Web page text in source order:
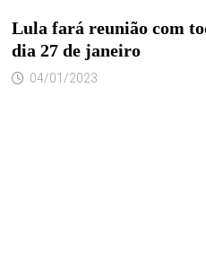
Lula fará reunião com
dia 27 de janeiro
04/01/2023